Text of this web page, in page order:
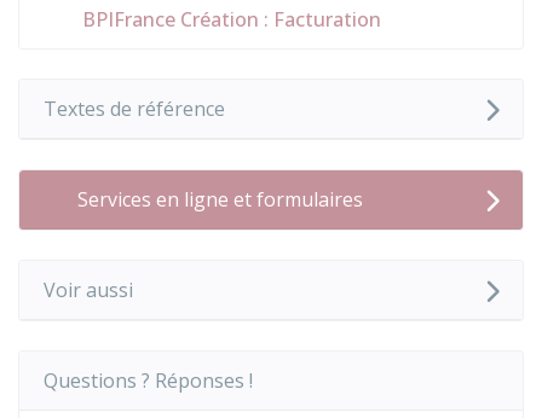
BPIFrance Création : Facturation
Textes de référence
Services en ligne et formulaires
Voir aussi
Questions ? Réponses !